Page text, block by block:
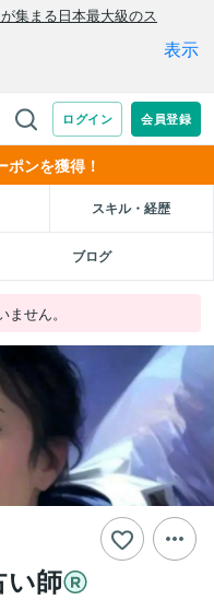
ンを獲得！
スキル・経歴
ブログ
せん。
師